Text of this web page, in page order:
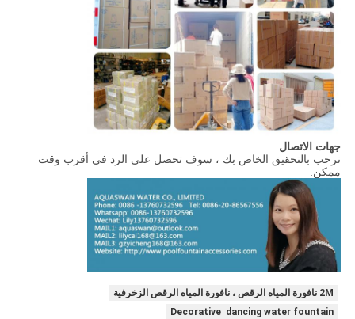
جهات الاتصال
نرحب بالتحقيق الخاص بك ، سوف تحصل على الرد في أقرب وقت
ممكن.
2M نافورة المياه الرقص ، نافورة المياه الرقص الزخرفية
Decorative dancing water fountain